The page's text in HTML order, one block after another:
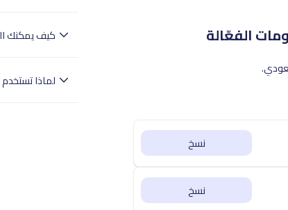
نسخ
نسخ
المملكة العربية
كيف يمكنك
ديلز السعودية
الرياض وجدة
لماذا